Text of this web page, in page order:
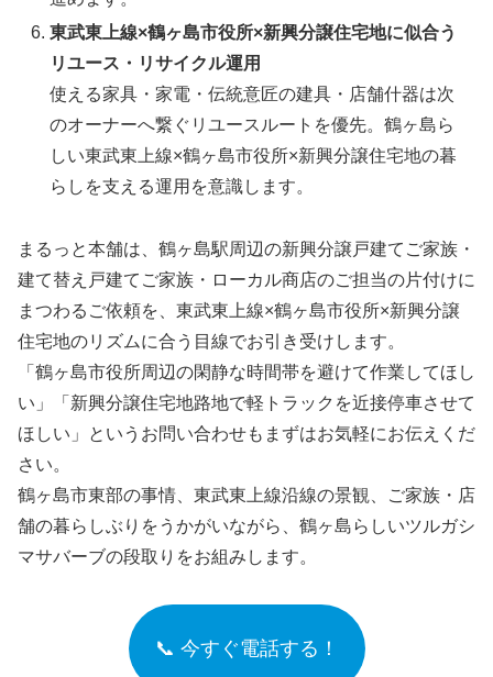
東武東上線×鶴ヶ島市役所×新興分譲住宅地に似合う
リユース・リサイクル運用
使える家具・家電・伝統意匠の建具・店舗什器は次
のオーナーへ繋ぐリユースルートを優先。鶴ヶ島ら
しい東武東上線×鶴ヶ島市役所×新興分譲住宅地の暮
らしを支える運用を意識します。
まるっと本舗は、鶴ヶ島駅周辺の新興分譲戸建てご家族・
建て替え戸建てご家族・ローカル商店のご担当の片付けに
まつわるご依頼を、東武東上線×鶴ヶ島市役所×新興分譲
住宅地のリズムに合う目線でお引き受けします。
「鶴ヶ島市役所周辺の閑静な時間帯を避けて作業してほし
い」「新興分譲住宅地路地で軽トラックを近接停車させて
ほしい」というお問い合わせもまずはお気軽にお伝えくだ
さい。
鶴ヶ島市東部の事情、東武東上線沿線の景観、ご家族・店
舗の暮らしぶりをうかがいながら、鶴ヶ島らしいツルガシ
マサバーブの段取りをお組みします。
📞 今すぐ電話する！